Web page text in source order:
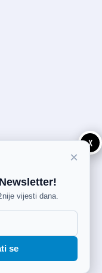
X
×
vijesti dana.
se